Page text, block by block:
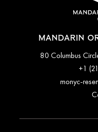
MANDARIN
80 Columbus
+1
monyc-